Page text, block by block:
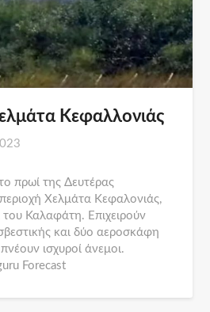
Κεφαλλονιάς
πρωί της Δευτέρας
Χελμάτα Κεφαλονιάς,
Καλαφάτη. Επιχειρούν
και δύο αεροσκάφη
ισχυροί άνεμοι.
Forecast